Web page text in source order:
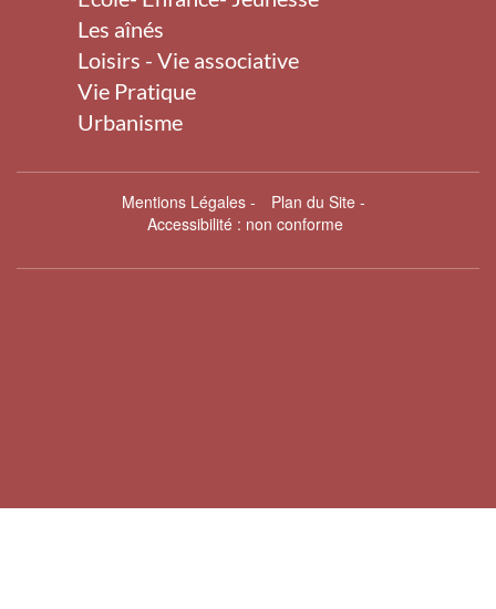
Les aînés
Loisirs - Vie associative
Vie Pratique
Urbanisme
Mentions Légales- Plan du Site-
Accessibilité : non conforme